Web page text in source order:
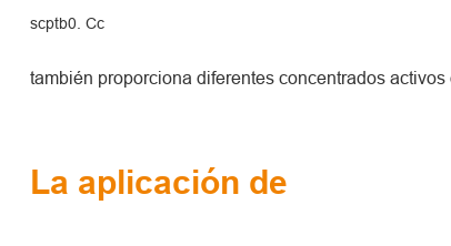
scptb0. Cc
también proporciona diferentes concentrados
La aplicación de